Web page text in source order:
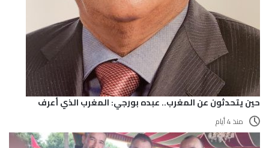
حين يتحدثون عن المغرب.. عبده بورجي: المغرب الذي أعرف
منذ 4 أيام